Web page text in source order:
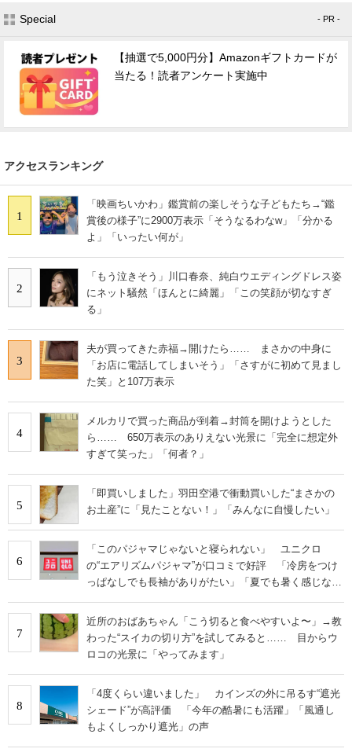
Special - PR -
【抽選で5,000円分】Amazonギフトカードが
当たる！読者アンケート実施中
アクセスランキング
1
「映画ちいかわ」鑑賞前の楽しそうな子どもたち→“鑑
賞後の様子”に2900万表示「そうなるわなw」「分かる
よ」「いったい何が」
2
「もう泣きそう」川口春奈、純白ウエディングドレス姿
にネット騒然「ほんとに綺麗」「この笑顔が切なすぎ
る」
3
夫が買ってきた赤福→開けたら…… まさかの中身に
「お店に電話してしまいそう」「さすがに初めて見まし
た笑」と107万表示
4
メルカリで買った商品が到着→封筒を開けようとした
ら…… 650万表示のありえない光景に「完全に想定外
すぎて笑った」「何者？」
5
「即買いしました」羽田空港で衝動買いした“まさかの
お土産”に「見たことない！」「みんなに自慢したい」
6
「このパジャマじゃないと寝られない」 ユニクロ
の“エアリズムパジャマ”が口コミで好評 「冷房をつけ
っぱなしでも長袖がありがたい」「夏でも暑く感じな
7
近所のおばあちゃん「こう切ると食べやすいよ〜」→教
わった“スイカの切り方”を試してみると…… 目からウ
ロコの光景に「やってみます」
8
「4度くらい違いました」 カインズの外に吊るす“遮光
シェード”が高評価 「今年の酷暑にも活躍」「風通し
もよくしっかり遮光」の声